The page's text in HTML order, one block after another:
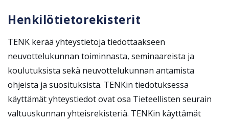
Henkilötietorekisterit
TENK kerää yhteystietoja tiedottaakseen
neuvottelukunnan toiminnasta, seminaareista ja
koulutuksista sekä neuvottelukunnan antamista
ohjeista ja suosituksista. TENKin tiedotuksessa
käyttämät yhteystiedot ovat osa Tieteellisten seurain
valtuuskunnan yhteisrekisteriä. TENKin käyttämät